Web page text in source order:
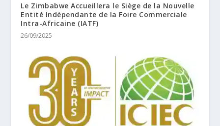
Le Zimbabwe Accueillera le Siège de la Nouvelle
Entité Indépendante de la Foire Commerciale
Intra-Africaine (IATF)
26/09/2025